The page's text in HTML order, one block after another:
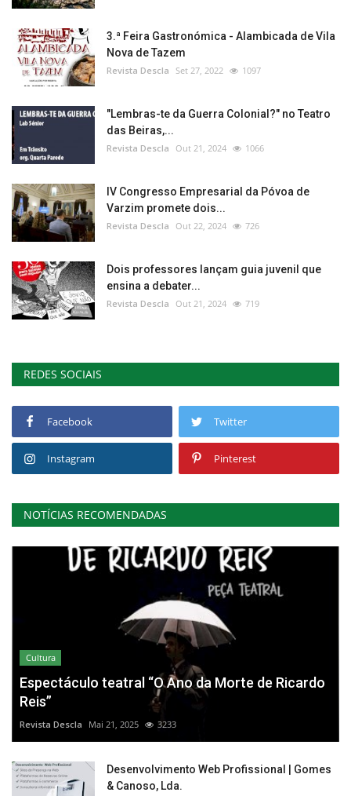
3.ª Feira Gastronómica - Alambicada de Vila
Nova de Tazem
Revista Descla Set 27, 2022 1097
"Lembras-te da Guerra Colonial?" no Teatro
das Beiras,...
Revista Descla Out 21, 2024 1066
IV Congresso Empresarial da Póvoa de
Varzim promete dois...
Revista Descla Out 22, 2024 726
Dois professores lançam guia juvenil que
ensina a debater...
Revista Descla Out 21, 2024 719
REDES SOCIAIS
Facebook Twitter
Instagram Pinterest
NOTÍCIAS RECOMENDADAS
Cultura
Espectáculo teatral “O Ano da Morte de Ricardo
Reis”
Revista Descla Mai 21, 2025 3233
Desenvolvimento Web Profissional | Gomes
& Canoso, Lda.